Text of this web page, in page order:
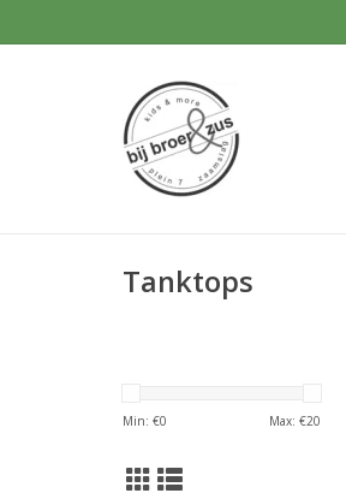
Tanktops
Min: €0 Max: €20